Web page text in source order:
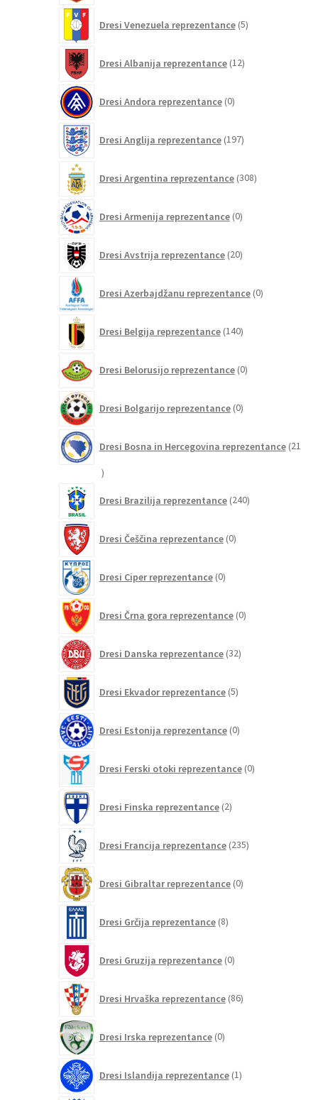
Dresi Venezuela reprezentance 5izdelkov
Dresi Albanija reprezentance 12izdelkov
Dresi Andora reprezentance 0izdelkov
Dresi Anglija reprezentance 197izdelkov
Dresi Argentina reprezentance 308izdelkov
Dresi Armenija reprezentance 0izdelkov
Dresi Avstrija reprezentance 20izdelkov
Dresi Azerbajdžanu reprezentance 0izdelkov
Dresi Belgija reprezentance 140izdelkov
Dresi Belorusijo reprezentance 0izdelkov
Dresi Bolgarijo reprezentance 0izdelkov
Dresi Bosna in Hercegovina reprezentance 21
21
Dresi Brazilija reprezentance 240izdelkov
Dresi Češčina reprezentance 0izdelkov
Dresi Ciper reprezentance 0izdelkov
Dresi Črna gora reprezentance 0izdelkov
Dresi Danska reprezentance 32izdelkov
Dresi Ekvador reprezentance 5izdelkov
Dresi Estonija reprezentance 0izdelkov
Dresi Ferski otoki reprezentance 0izdelkov
Dresi Finska reprezentance 2izdelka
Dresi Francija reprezentance 235izdelkov
Dresi Gibraltar reprezentance 0izdelkov
Dresi Grčija reprezentance 8izdelkov
Dresi Gruzija reprezentance 0izdelkov
Dresi Hrvaška reprezentance 86izdelkov
Dresi Irska reprezentance 0izdelkov
Dresi Islandija reprezentance 1izdelek